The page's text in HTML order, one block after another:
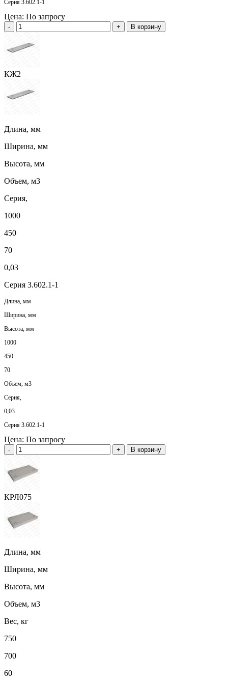
Серия 3.602.1-1
Цена: По запросу
- + В корзину
КЖ2
Длина, мм
Ширина, мм
Высота, мм
Объем, м3
Серия,
1000
450
70
0,03
Серия 3.602.1-1
Длина, мм
Ширина, мм
Высота, мм
1000
450
70
Объем, м3
Серия,
0,03
Серия 3.602.1-1
Цена: По запросу
- + В корзину
КРЛ075
Длина, мм
Ширина, мм
Высота, мм
Объем, м3
Вес, кг
750
700
60